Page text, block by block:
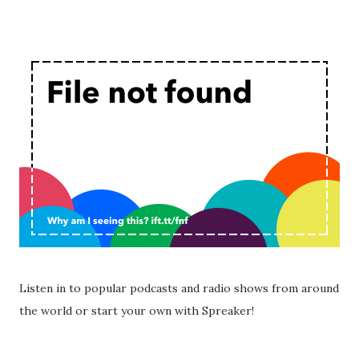
Listen in to popular podcasts and radio shows from around
the world or start your own with Spreaker!